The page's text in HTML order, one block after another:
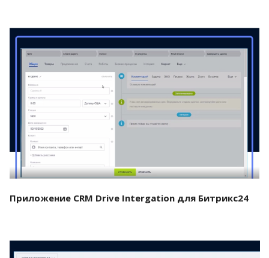
Смотреть проект
Приложение CRM Drive Intergation для Битрикс24